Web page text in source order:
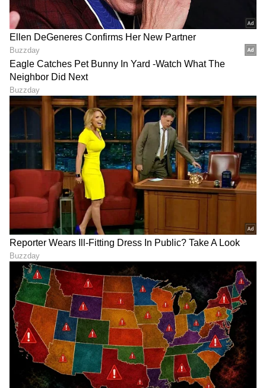
ಅಪ್ಡೇಟ್‌ಗಳಿಗಾಗಿ ಏಷ್ಯಾನೆಟ್ ಸುವರ್ಣ ನ್ಯೂಸ್‌ ಫಾಲೋ
ಮಾಡಿ. ಬ್ರೇಕಿಂಗ್ ಸುದ್ದಿ (Latest Kannada News
ವಿಶೇಷ ವರದಿಗಳು ಮತ್ತು ನೇರ ಪ್ರಸಾರಗಳೊಂದಿಗೆ
(kannada news live
ಕ್ಲಿಕ್‌ನಲ್ಲಿ ಲಭ್ಯ. ಏಷ್ಯಾನೆಟ್ ಸುವರ್ಣ ನ್ಯೂಸ್ ಅಧಿಕೃತ
ಆ್ಯಪ್ ಡೌನ್‌ಲೋಡ್ ಮಾಡಿ ಹಾಗು ಎಲ್ಲಾ ಅಪ್‌ಡೇಟ್
ಗಳನ್ನು ಪಡೆಯಿರಿ
DOWNLOAD APP
RECOMMENDED STORIES